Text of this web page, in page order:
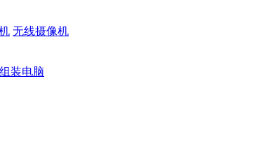
无线摄像机
装电脑